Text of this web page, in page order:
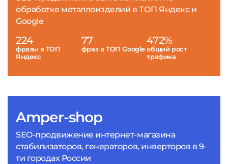
Amper-shop
SEO-продвижение интернет-магазина
стабилизаторов, генераторов, инверторов в 9-
ти городах России
обработке металлоизделий в ТОП Яндекс и
Google
224
фразы в ТОП
Яндекс
77
фраз в ТОП Google
472%
общий рост
трафика